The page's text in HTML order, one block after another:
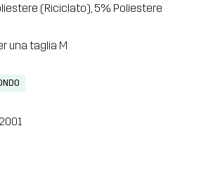
(Riciclato), 5% Poliestere
una taglia M